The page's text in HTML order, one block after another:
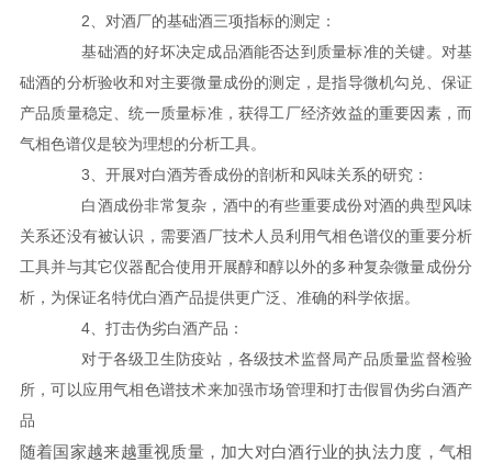
2、对酒厂的基础酒三项指标的测定：
基础酒的好坏决定成品酒能否达到质量标准的关键。对基
础酒的分析验收和对主要微量成份的测定，是指导微机勾兑、保证
产品质量稳定、统一质量标准，获得工厂经济效益的重要因素，而
气相色谱仪是较为理想的分析工具。
3、开展对白酒芳香成份的剖析和风味关系的研究：
白酒成份非常复杂，酒中的有些重要成份对酒的典型风味
关系还没有被认识，需要酒厂技术人员利用气相色谱仪的重要分析
工具并与其它仪器配合使用开展醇和醇以外的多种复杂微量成份分
析，为保证名特优白酒产品提供更广泛、准确的科学依据。
4、打击伪劣白酒产品：
对于各级卫生防疫站，各级技术监督局产品质量监督检验
所，可以应用气相色谱技术来加强市场管理和打击假冒伪劣白酒产
品
随着国家越来越重视质量，加大对白酒行业的执法力度，气相